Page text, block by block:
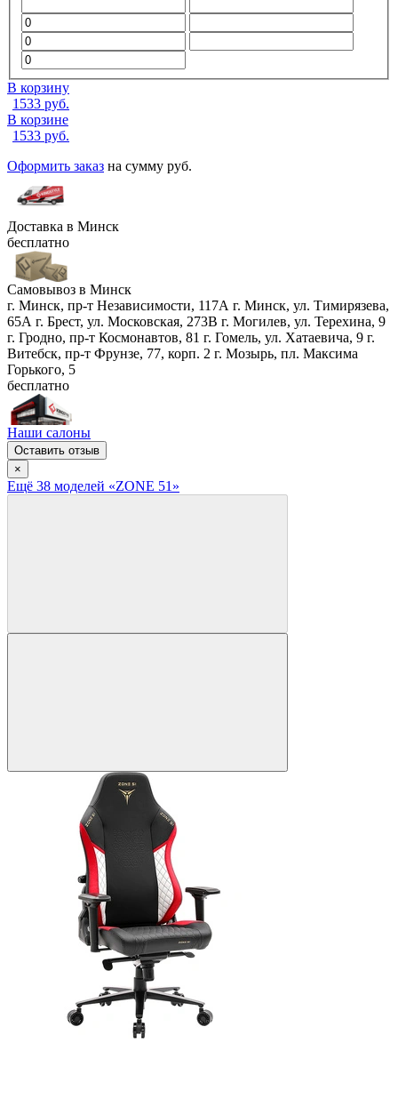
В корзину
1533 руб.
В корзине
1533 руб.
Оформить заказ на сумму руб.
Доставка в Минск
бесплатно
Самовывоз в Минск
г. Минск, пр-т Независимости, 117А г. Минск, ул. Тимирязева,
65А г. Брест, ул. Московская, 273В г. Могилев, ул. Терехина, 9
г. Гродно, пр-т Космонавтов, 81 г. Гомель, ул. Хатаевича, 9 г.
Витебск, пр-т Фрунзе, 77, корп. 2 г. Мозырь, пл. Максима
Горького, 5
бесплатно
Наши салоны
Оставить отзыв
×
Ещё 38 моделей «ZONE 51»